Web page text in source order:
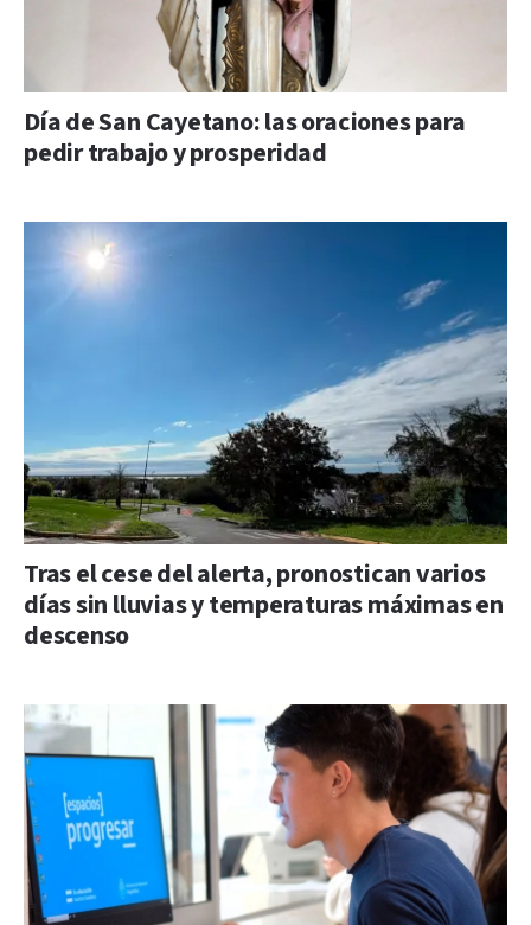
Día de San Cayetano: las oraciones para
pedir trabajo y prosperidad
Tras el cese del alerta, pronostican varios
días sin lluvias y temperaturas máximas en
descenso